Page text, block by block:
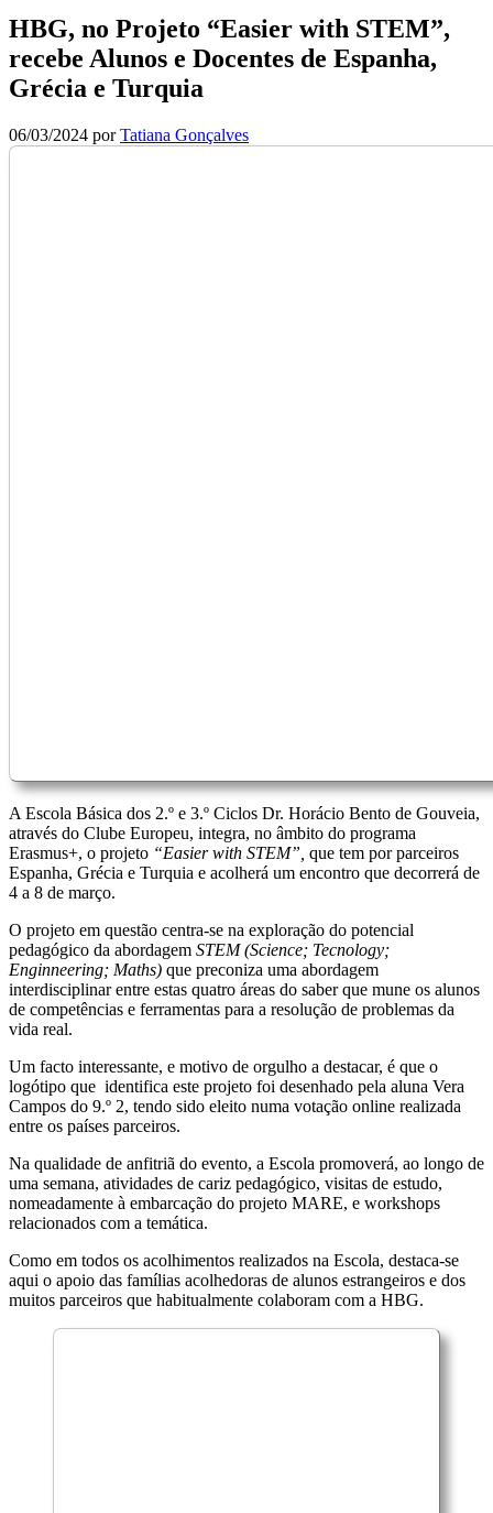
HBG, no Projeto “Easier with STEM”,
recebe Alunos e Docentes de Espanha,
Grécia e Turquia
06/03/2024 porTatiana Gonçalves
A Escola Básica dos 2.º e 3.º Ciclos Dr. Horácio Bento de Gouveia,
através do Clube Europeu, integra, no âmbito do programa
Erasmus+, o projeto “Easier with STEM”, que tem por parceiros
Espanha, Grécia e Turquia e acolherá um encontro que decorrerá de
4 a 8 de março.
O projeto em questão centra-se na exploração do potencial
pedagógico da abordagem STEM (Science; Tecnology;
Enginneering; Maths) que preconiza uma abordagem
interdisciplinar entre estas quatro áreas do saber que mune os alunos
de competências e ferramentas para a resolução de problemas da
vida real.
Um facto interessante, e motivo de orgulho a destacar, é que o
logótipo que identifica este projeto foi desenhado pela aluna Vera
Campos do 9.º 2, tendo sido eleito numa votação online realizada
entre os países parceiros.
Na qualidade de anfitriã do evento, a Escola promoverá, ao longo de
uma semana, atividades de cariz pedagógico, visitas de estudo,
nomeadamente à embarcação do projeto MARE, e workshops
relacionados com a temática.
Como em todos os acolhimentos realizados na Escola, destaca-se
aqui o apoio das famílias acolhedoras de alunos estrangeiros e dos
muitos parceiros que habitualmente colaboram com a HBG.